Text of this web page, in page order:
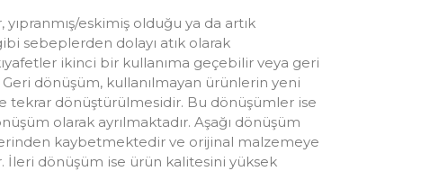
yıpranmış/eskimiş olduğu ya da artık
sebeplerden dolayı atık olarak
ikinci bir kullanıma geçebilir veya geri
dönüşüm, kullanılmayan ürünlerin yeni
tekrar dönüştürülmesidir. Bu dönüşümler ise
olarak ayrılmaktadır. Aşağı dönüşüm
kaybetmektedir ve orijinal malzemeye
İleri dönüşüm ise ürün kalitesini yüksek